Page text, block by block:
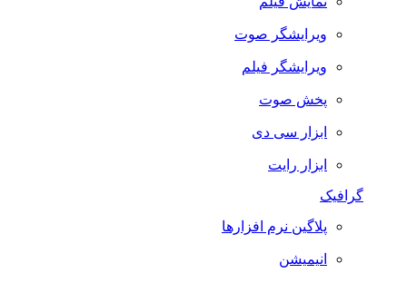
ویرایشگر صوت
ویرایشگر فیلم
پخش صوت
ابزار سی دی
ابزار رایت
گرافیک
پلاگین نرم افزارها
انیمیشن